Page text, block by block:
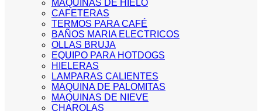
MAQUINAS DE HIELO
CAFETERAS
TERMOS PARA CAFÉ
BAÑOS MARIA ELECTRICOS
OLLAS BRUJA
EQUIPO PARA HOTDOGS
HIELERAS
LAMPARAS CALIENTES
MAQUINA DE PALOMITAS
MAQUINAS DE NIEVE
CHAROLAS